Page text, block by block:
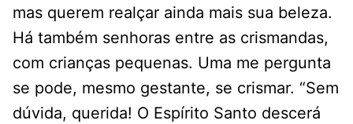
mas querem realçar ainda mais sua beleza.
Há também senhoras entre as crismandas,
com crianças pequenas. Uma me pergunta
se pode, mesmo gestante, se crismar. “Sem
dúvida, querida! O Espírito Santo descerá